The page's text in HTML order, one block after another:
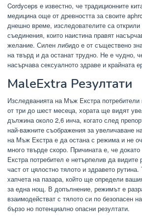
Cordyceps е известно, че традиционните
медицина още от древността за своите
днешно време, изследователите са
съединения, които наистина правят
желание. Силен либидо е от съществено
на твърд и да останат трудно. Не е чудно,
насърчава сексуалното здраве и крайната
MaleExtra Резултати
Изследванията на Мъж Екстра потребители
от три до шест месеца, хората ще видят
дължина около 2,6 инча, когато след
най-важните съображения за увеличаване
на Мъж Екстра е да остана с режима и не
много твърде скоро. Причината е, че
Екстра потребител е нетърпелив да видите
част от цялостно тялото и здравето
хапчета на пазара, който ще определи
за една нощ. В допълнение, режимът е
взаимодействат с тялото си по безопасен
бързо но потенциално опасни резултати.